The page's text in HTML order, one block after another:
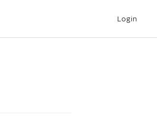
Login